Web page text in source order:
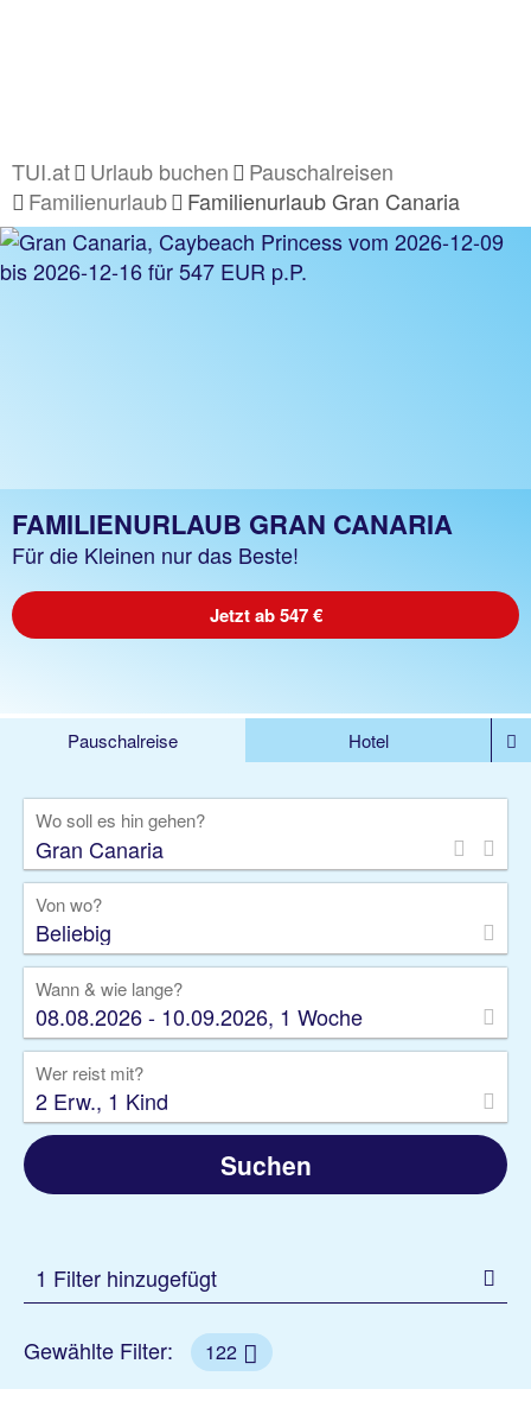
TUI.at Urlaub buchen
Pauschalreisen
Familienurlaub
Familienurlaub Gran Canaria
FAMILIENURLAUB GRAN CANARIA
Für die Kleinen nur das Beste!
Jetzt ab 547 €
Pauschalreise
Hotel
Rundreise
Kreuzfahrt
Gruppenreise
Camper Privattransfer
Wo soll es hin gehen?
Von wo?
Beliebig
Wann & wie lange?
08.08.2026 - 10.09.2026, 1 Woche
Wer reist mit?
2 Erw., 1 Kind
Suchen
1 Filter hinzugefügt
Gewählte Filter: 122